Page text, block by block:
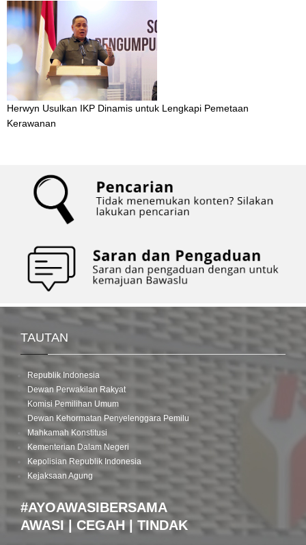
Herwyn Usulkan IKP Dinamis untuk Lengkapi Pemetaan
Kerawanan
TAUTAN
Republik Indonesia
Dewan Perwakilan Rakyat
Komisi Pemilihan Umum
Dewan Kehormatan Penyelenggara Pemilu
Mahkamah Konstitusi
Kementerian Dalam Negeri
Kepolisian Republik Indonesia
Kejaksaan Agung
#AYOAWASIBERSAMA
AWASI | CEGAH | TINDAK